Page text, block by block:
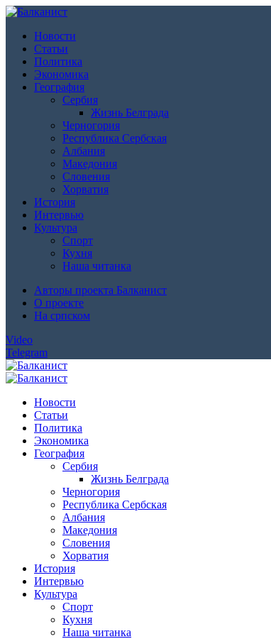
Новости
Статьи
Политика
Экономика
География
Сербия
Жизнь Белграда
Черногория
Республика Сербская
Албания
Македония
Словения
Хорватия
История
Интервью
Культура
Спорт
Кухня
Наша читанка
Авторы проекта Балканист
О проекте
На српском
Video
Telegram
Новости
Статьи
Политика
Экономика
География
Сербия
Жизнь Белграда
Черногория
Республика Сербская
Албания
Македония
Словения
Хорватия
История
Интервью
Культура
Спорт
Кухня
Наша читанка